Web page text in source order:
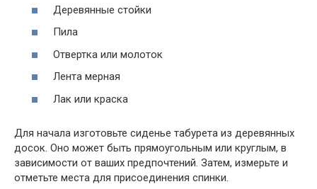
Деревянные стойки
Пила
Отвертка или молоток
Лента мерная
Лак или краска
Для начала изготовьте сиденье табурета из деревянных
досок. Оно может быть прямоугольным или круглым, в
зависимости от ваших предпочтений. Затем, измерьте и
отметьте места для присоединения спинки.